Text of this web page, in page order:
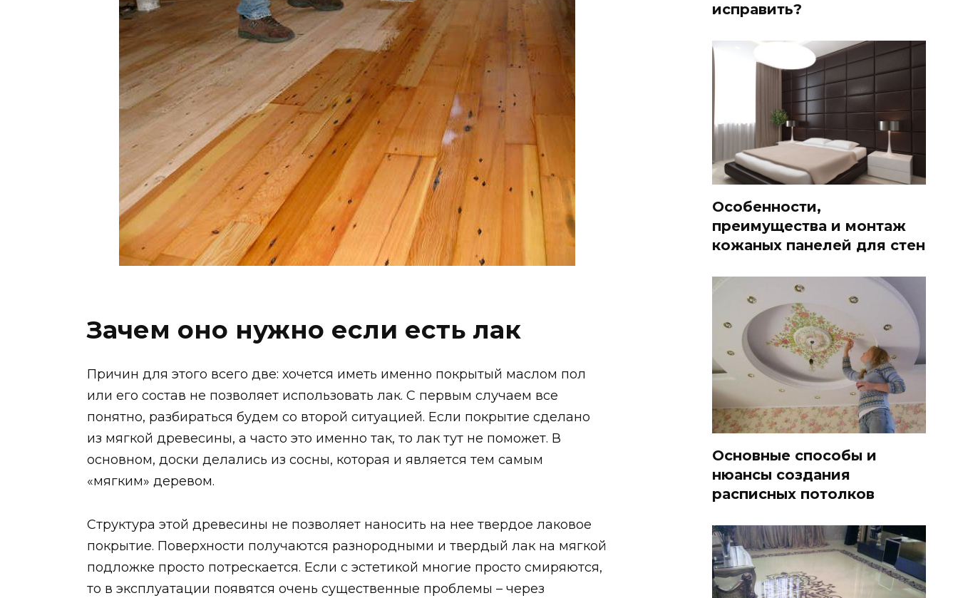
Зачем оно нужно если есть лак
Причин для этого всего две: хочется иметь именно покрытый маслом пол
или его состав не позволяет использовать лак. С первым случаем все
понятно, разбираться будем со второй ситуацией. Если покрытие сделано
из мягкой древесины, а часто это именно так, то лак тут не поможет. В
основном, доски делались из сосны, которая и является тем самым
«мягким» деревом.
Структура этой древесины не позволяет наносить на нее твердое лаковое
покрытие. Поверхности получаются разнородными и твердый лак на мягкой
подложке просто потрескается. Если с эстетикой многие просто смиряются,
то в эксплуатации появятся очень существенные проблемы – через
исправить?
Особенности,
преимущества и монтаж
кожаных панелей для стен
Основные способы и
нюансы создания
расписных потолков